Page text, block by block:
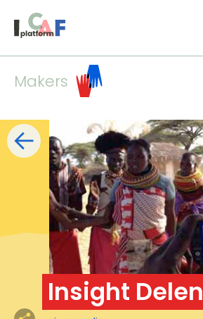
Makers
Filters
Insight Delen